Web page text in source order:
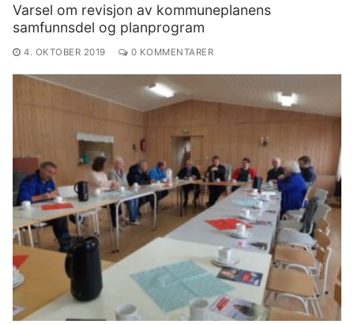
Varsel om revisjon av kommuneplanens
samfunnsdel og planprogram
4. OKTOBER 2019 0 KOMMENTARER